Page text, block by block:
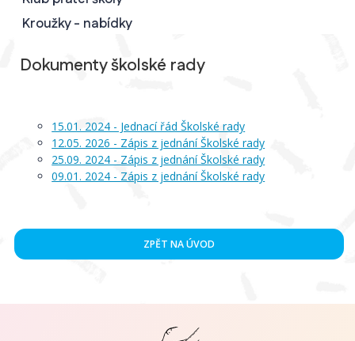
Kroužky - nabídky
Dokumenty školské rady
15.01. 2024 - Jednací řád Školské rady
12.05. 2026 - Zápis z jednání Školské rady
25.09. 2024 - Zápis z jednání Školské rady
09.01. 2024 - Zápis z jednání Školské rady
ZPĚT NA ÚVOD